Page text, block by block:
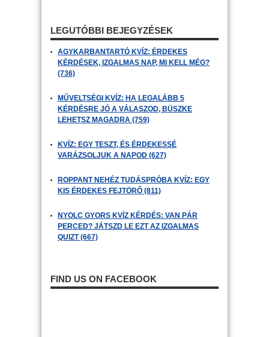
LEGUTÓBBI BEJEGYZÉSEK
AGYKARBANTARTÓ KVÍZ: ÉRDEKES
KÉRDÉSEK, IZGALMAS NAP, MI KELL MÉG?
(736)
MŰVELTSÉGI KVÍZ: HA LEGALÁBB 5
KÉRDÉSRE JÓ A VÁLASZOD, BÜSZKE
LEHETSZ MAGADRA (759)
KVÍZ: EGY TESZT, ÉS ÉRDEKESSÉ
VARÁZSOLJUK A NAPOD (627)
ROPPANT NEHÉZ TUDÁSPRÓBA KVÍZ: EGY
KIS ÉRDEKES FEJTÖRŐ (811)
NYOLC GYORS KVÍZ KÉRDÉS: VAN PÁR
PERCED? JÁTSZD LE EZT AZ IZGALMAS
QUIZT (667)
FIND US ON FACEBOOK